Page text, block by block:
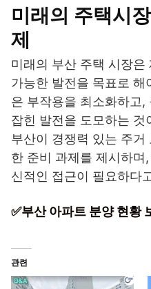
미래의 주택시
제
미래의 부산 주택 시장
가능한 발전을 목표로
은 부작용을 최소화하고,
잡힌 발전을 도모하는
부산이 경쟁력 있는 주거
한 준비 과제를 제시하며
신적인 접근이 필요하다
✅부산 아파트 분양 현황
관련